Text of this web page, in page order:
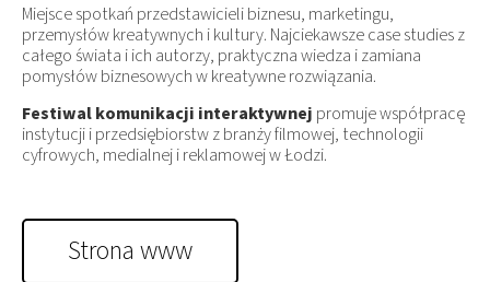
Miejsce spotkań przedstawicieli biznesu, marketingu,
przemysłów kreatywnych i kultury. Najciekawsze case studies z
całego świata i ich autorzy, praktyczna wiedza i zamiana
pomysłów biznesowych w kreatywne rozwiązania.
Festiwal komunikacji interaktywnej promuje współpracę
instytucji i przedsiębiorstw z branży filmowej, technologii
cyfrowych, medialnej i reklamowej w Łodzi.
Strona www